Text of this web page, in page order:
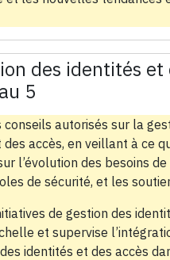
des identités et
5
conseils autorisés sur la
accès, en veillant à ce
l’évolution des besoins
de sécurité, et les
de gestion des
et supervise
identités et des accès